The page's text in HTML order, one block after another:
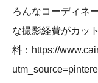
ろんなコーディネ
な撮影経費がカッ
料：https://